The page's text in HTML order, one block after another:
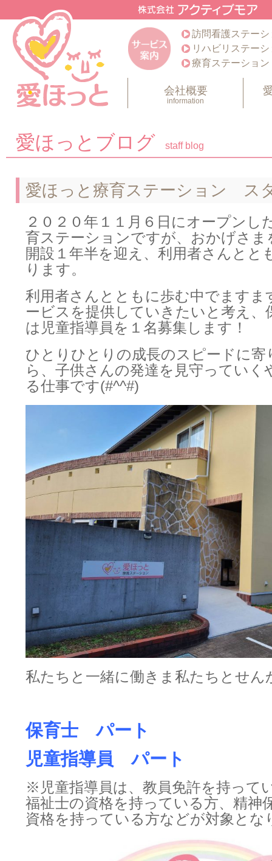
訪問看護ステー
リハビリステー
療育ステーション
会社概要
information
愛ほっとブログ staff blog
愛ほっと療育ステーション ス
２０２０年１１月６日にオープンし
育ステーションですが、おかげさま
開設１年半を迎え、利用者さんとと
ります。
利用者さんとともに歩む中でますま
ービスを提供していきたいと考え、
は児童指導員を１名募集します！
ひとりひとりの成長のスピードに寄
ら、子供さんの発達を見守っていく
る仕事です(#^^#)
私たちと一緒に働きま私たちとせん
保育士 パート
児童指導員 パート
※児童指導員は、教員免許を持って
福祉士の資格を持っている方、精神
資格を持っている方などが対象とな